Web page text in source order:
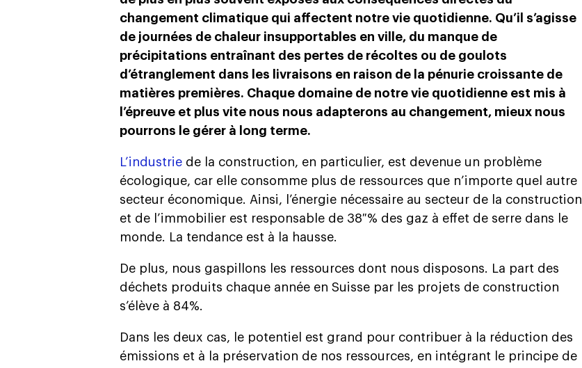
changement climatique qui affectent notre vie quotidienne. Qu’il s’agisse
de journées de chaleur insupportables en ville, du manque de
précipitations entraînant des pertes de récoltes ou de goulots
d’étranglement dans les livraisons en raison de la pénurie croissante de
matières premières. Chaque domaine de notre vie quotidienne est mis à
l’épreuve et plus vite nous nous adapterons au changement, mieux nous
pourrons le gérer à long terme.
L’industrie de la construction, en particulier, est devenue un problème
écologique, car elle consomme plus de ressources que n’importe quel autre
secteur économique. Ainsi, l’énergie nécessaire au secteur de la construction
et de l’immobilier est responsable de 38 % des gaz à effet de serre dans le
monde. La tendance est à la hausse.
De plus, nous gaspillons les ressources dont nous disposons. La part des
déchets produits chaque année en Suisse par les projets de construction
s’élève à 84%.
Dans les deux cas, le potentiel est grand pour contribuer à la réduction des
émissions et à la préservation de nos ressources, en intégrant le principe de